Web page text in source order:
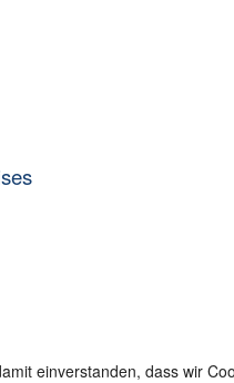
einverstanden, dass wir